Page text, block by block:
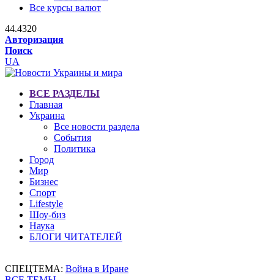
Все курсы валют
44.4320
Авторизация
Поиск
UA
ВСЕ РАЗДЕЛЫ
Главная
Украина
Все новости раздела
События
Политика
Город
Мир
Бизнес
Спорт
Lifestyle
Шоу-биз
Наука
БЛОГИ ЧИТАТЕЛЕЙ
СПЕЦТЕМА: Война в Иране